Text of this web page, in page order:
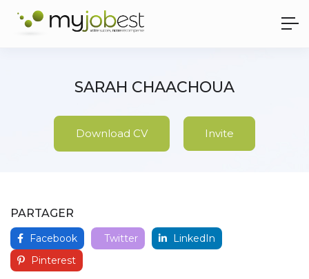
SARAH CHAACHOUA
Download CV Invite
PARTAGER
Facebook Twitter
LinkedIn
Pinterest